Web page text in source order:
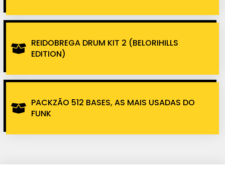
REIDOBREGA DRUM KIT 2 (BELORIHILLS
EDITION)
PACKZÃO 512 BASES, AS MAIS USADAS DO
FUNK